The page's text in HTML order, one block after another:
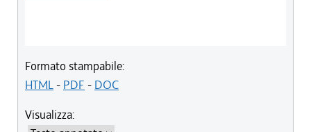
Formato stampabile:
HTML- PDF - DOC
Visualizza: